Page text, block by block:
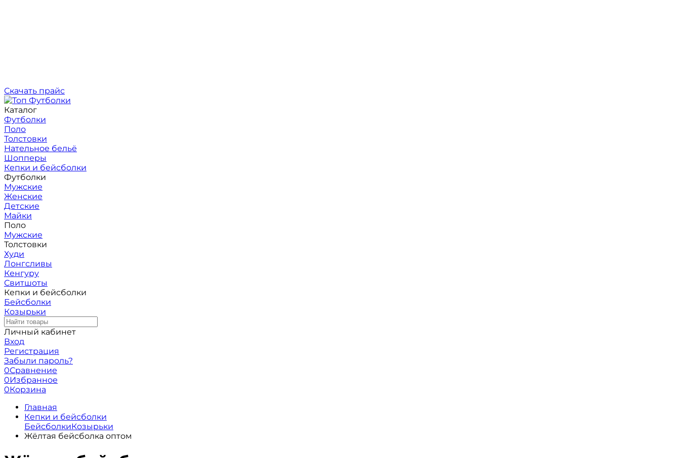
Скачать прайс
Каталог
Футболки
Поло
Толстовки
Нательное бельё
Шопперы
Кепки и бейсболки
Футболки
Мужские
Женские
Детские
Майки
Поло
Мужские
Толстовки
Худи
Лонгсливы
Кенгуру
Свитшоты
Кепки и бейсболки
Бейсболки
Козырьки
Личный кабинет
Вход
Регистрация
Забыли пароль?
0Сравнение
0Избранное
0Корзина
Главная
Кепки и бейсболки
БейсболкиКозырьки
Жёлтая бейсболка оптом